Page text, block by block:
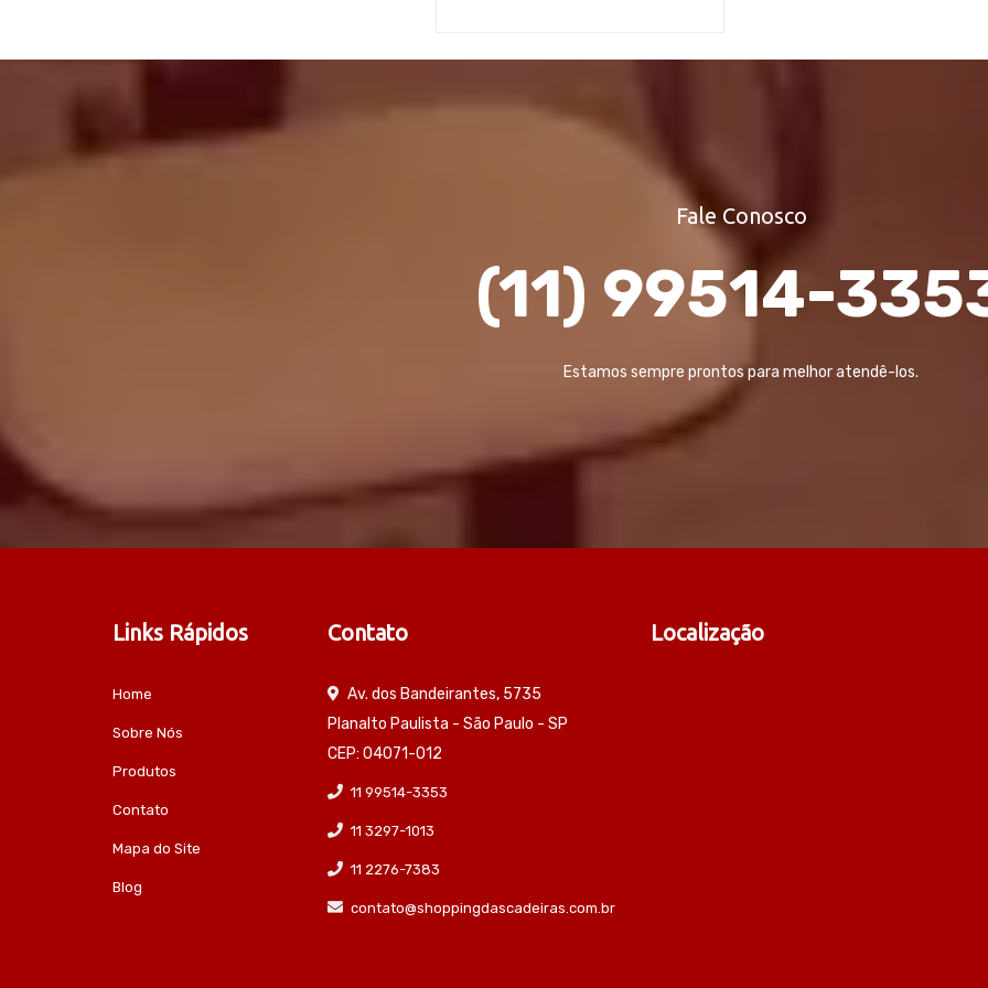
Fale Conosco
(11) 99514-
Estamos sempre prontos para melhor atendê-los.
Links Rápidos
Home
Sobre Nós
Produtos
Contato
Mapa do Site
Blog
Contato
Av. dos Bandeirantes, 5735
Planalto Paulista - São Paulo - SP
CEP: 04071-012
11 99514-3353
11 3297-1013
11 2276-7383
contato@shoppingdascadeiras.com.br
Localização